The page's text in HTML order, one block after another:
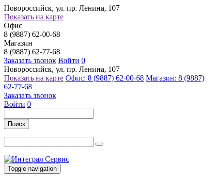
Новороссийск, ул. пр. Ленина, 107
Показать на карте
Офис
8 (9887) 62-00-68
Магазин
8 (9887) 62-77-68
Заказать звонок Войти 0
Новороссийск, ул. пр. Ленина, 107
Показать на карте Офис: 8 (9887) 62-00-68 Магазин: 8 (9887)
62-77-68
Заказать звонок
Войти 0
Поиск
Toggle navigation